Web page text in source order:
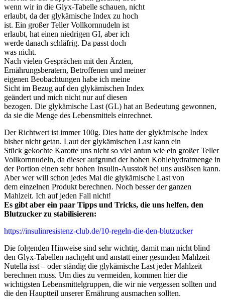
wenn wir in die Glyx-Tabelle schauen, nicht
erlaubt, da der glykämische Index zu hoch
ist. Ein großer Teller Vollkornnudeln ist
erlaubt, hat einen niedrigen GI, aber ich
werde danach schläfrig. Da passt doch
was nicht.
Nach vielen Gesprächen mit den Ärzten,
Ernährungsberatern, Betroffenen und meiner
eigenen Beobachtungen habe ich meine
Sicht im Bezug auf den glykämischen Index
geändert und mich nicht nur auf diesen
bezogen. Die glykämische Last (GL) hat an Bedeutung gewonnen,
da sie die Menge des Lebensmittels einrechnet.
Der Richtwert ist immer 100g. Dies hatte der glykämische Index
bisher nicht getan. Laut der glykämischen Last kann ein
Stück gekochte Karotte uns nicht so viel antun wie ein großer Teller
Vollkornnudeln, da dieser aufgrund der hohen Kohlehydratmenge in
der Portion einen sehr hohen Insulin-Ausstoß bei uns auslösen kann.
Aber wer will schon jedes Mal die glykämische Last von
dem einzelnen Produkt berechnen. Noch besser der ganzen
Mahlzeit. Ich auf jeden Fall nicht!
Es gibt aber ein paar Tipps und Tricks, die uns helfen, den
Blutzucker zu stabilisieren:
https://insulinresistenz-club.de/10-regeln-die-den-blutzucker
Die folgenden Hinweise sind sehr wichtig, damit man nicht blind
den Glyx-Tabellen nachgeht und anstatt einer gesunden Mahlzeit
Nutella isst – oder ständig die glykämische Last jeder Mahlzeit
berechnen muss. Um dies zu vermeiden, kommen hier die
wichtigsten Lebensmittelgruppen, die wir nie vergessen sollten und
die den Hauptteil unserer Ernährung ausmachen sollten.